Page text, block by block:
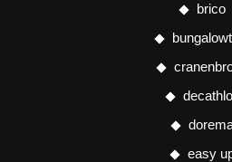
brico
easy